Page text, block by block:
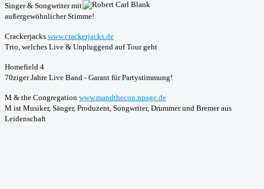
Singer & Songwriter mit
außergewöhnlicher Stimme!
Crackerjacks www.crackerjacks.de
Trio, welches Live & Unpluggend auf Tour geht
Homefield 4
70ziger Jahre Live Band - Garant für Partystimmung!
M & the Congregation www.mandthecon.npage.de
M ist Musiker, Sänger, Produzent, Songwriter, Drummer und Bremer aus
Leidenschaft